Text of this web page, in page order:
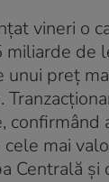
vineri o
miliarde de
unui preț
confirmând
mai
Centrală și